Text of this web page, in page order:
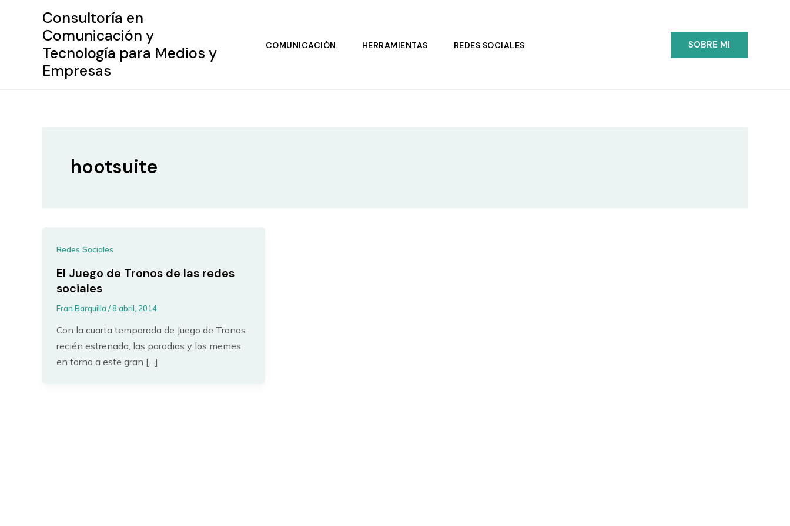
Consultoría en
Comunicación y
Tecnología para Medios y
Empresas
COMUNICACIÓN HERRAMIENTAS REDES SOCIALES SOBRE MI
hootsuite
Redes Sociales
El Juego de Tronos de las redes
sociales
Fran Barquilla/8 abril, 2014
Con la cuarta temporada de Juego de Tronos
recién estrenada, las parodias y los memes
en torno a este gran […]